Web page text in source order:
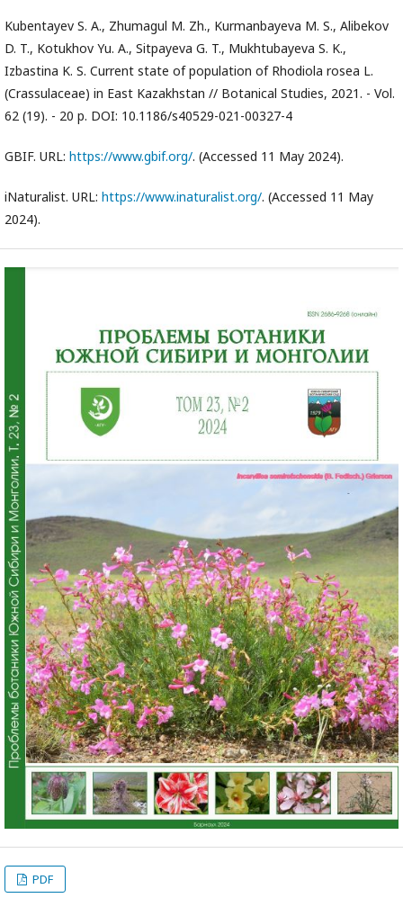
Kubentayev S. A., Zhumagul M. Zh., Kurmanbayeva M. S., Alibekov
D. T., Kotukhov Yu. A., Sitpayeva G. T., Mukhtubayeva S. K.,
Izbastina K. S. Current state of population of Rhodiola rosea L.
(Crassulaceae) in East Kazakhstan // Botanical Studies, 2021. - Vol.
62 (19). - 20 p. DOI: 10.1186/s40529-021-00327-4
GBIF. URL: https://www.gbif.org/. (Accessed 11 May 2024).
iNaturalist. URL: https://www.inaturalist.org/. (Accessed 11 May
2024).
PDF